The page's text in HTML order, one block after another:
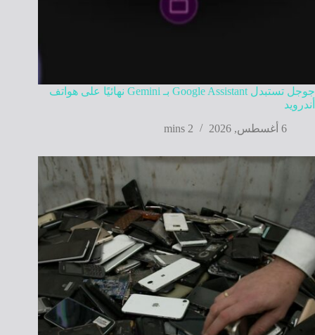
جوجل تستبدل Google Assistant بـ Gemini نهائيًا على هواتف
أندرويد
6 أغسطس, 2026
2 mins